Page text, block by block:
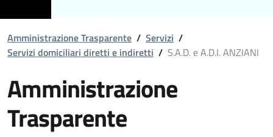
Amministrazione Trasparente / Servizi /
Servizi domiciliari diretti e indiretti / S.A.D. e A.D.I. ANZIANI
Amministrazione
Trasparente